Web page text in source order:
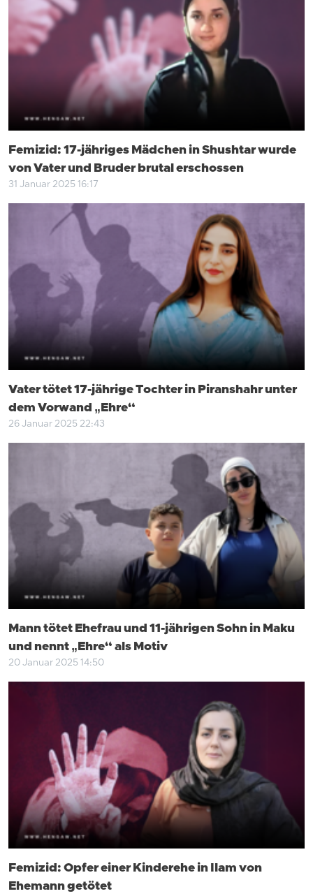
Femizid: 17-jähriges Mädchen in Shushtar wurde
von Vater und Bruder brutal erschossen
31 Januar 2025 16:17
Vater tötet 17-jährige Tochter in Piranshahr unter
dem Vorwand „Ehre“
26 Januar 2025 22:43
Mann tötet Ehefrau und 11-jährigen Sohn in Maku
und nennt „Ehre“ als Motiv
20 Januar 2025 14:50
Femizid: Opfer einer Kinderehe in Ilam von
Ehemann getötet